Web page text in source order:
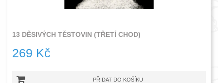
13 DĚSIVÝCH TĚSTOVIN (TŘETÍ CHOD)
269 Kč
PŘIDAT DO KOŠÍKU